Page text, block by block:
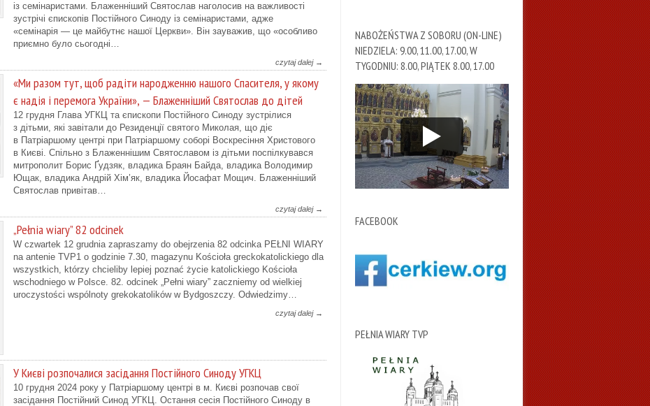
із семінаристами. Блаженніший Святослав наголосив на важливості
зустрічі єпископів Постійного Синоду із семінаристами, адже
«семінарія — це майбутнє нашої Церкви». Він зауважив, що «особливо
приємно було сьогодні…
czytaj dalej →
«Ми разом тут, щоб радіти народженню нашого Спасителя, у якому
є надія і перемога України», — Блаженніший Святослав до дітей
12 грудня Глава УГКЦ та єпископи Постійного Синоду зустрілися
з дітьми, які завітали до Резиденції святого Миколая, що діє
в Патріаршому центрі при Патріаршому соборі Воскресіння Христового
в Києві. Спільно з Блаженнішим Святославом із дітьми поспілкувався
митрополит Борис Ґудзяк, владика Браян Байда, владика Володимир
Ющак, владика Андрій Хім’як, владика Йосафат Мощич. Блаженніший
Святослав привітав…
czytaj dalej →
„Pełnia wiary” 82 odcinek
W czwartek 12 grudnia zapraszamy do obejrzenia 82 odcinka PEŁNI WIARY
na antenie TVP1 o godzinie 7.30, magazynu Kościoła greckokatolickiego dla
wszystkich, którzy chcieliby lepiej poznać życie katolickiego Kościoła
wschodniego w Polsce. 82. odcinek „Pełni wiary” zaczniemy od wielkiej
uroczystości wspólnoty grekokatolików w Bydgoszczy. Odwiedzimy…
czytaj dalej →
У Києві розпочалися засідання Постійного Синоду УГКЦ
10 грудня 2024 року у Патріаршому центрі в м. Києві розпочав свої
засідання Постійний Синод УГКЦ. Остання сесія Постійного Синоду в
NABOŻEŃSTWA Z SOBORU (ON-LINE)
NIEDZIELA: 9.00, 11.00, 17.00, W
TYGODNIU: 8.00, PIĄTEK 8.00, 17.00
FACEBOOK
PEŁNIA WIARY TVP